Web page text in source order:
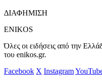
ΔΙΑΦΗΜΙΣΗ
ENIKOS
Όλες οι ειδήσεις από την
του enikos.gr.
Facebook X Instagram